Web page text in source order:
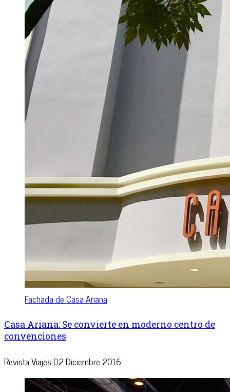
Fachada de Casa Ariana
Casa Ariana: Se convierte en moderno centro de
convenciones
Revista Viajes02 Diciembre 2016